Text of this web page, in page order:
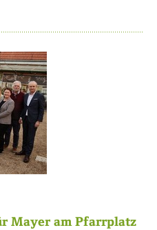
Mayer am Pfarrplatz